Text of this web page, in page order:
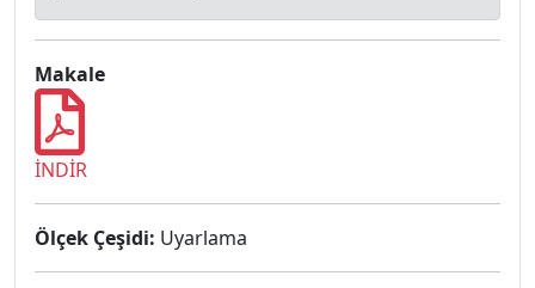
Makale
İNDİR
Ölçek Çeşidi: Uyarlama